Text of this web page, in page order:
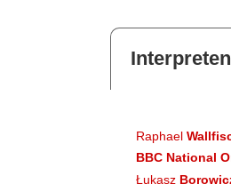
Raphael
BBC National
Łukasz